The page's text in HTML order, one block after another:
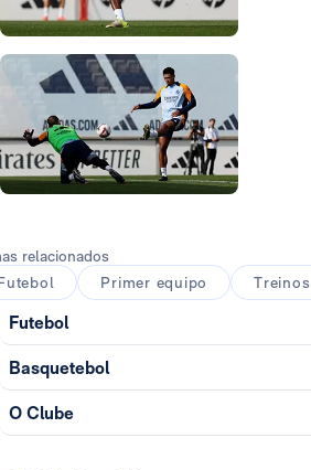
relacionados
Primer equipo Treinos
Futebol
Basquetebol
O Clube